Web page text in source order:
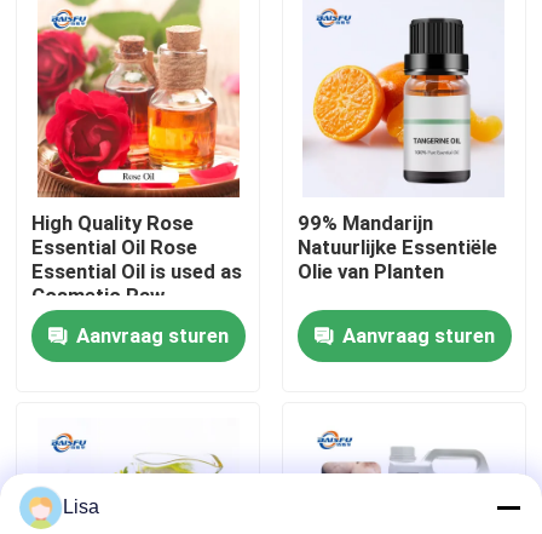
VR-show
Over ons
Fabriekstocht
Kwaliteitscontrole
Neem contact met ons op
Nieuws
Voedingsmiddelenessenties
High Quality Rose
Essential Oil Rose
Essential Oil is used as
Cosmetic Raw
Material
Aanvraag sturen
99% Mandarijn
Natuurlijke Essentiële
Olie van Planten
Aanvraag sturen
Lisa